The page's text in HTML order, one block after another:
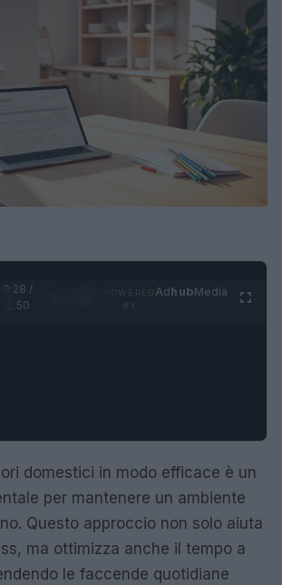
0:29 /
1:50
AdhubMedia
domestici in modo efficace è un
per mantenere un ambiente
Questo approccio non solo aiuta
ma ottimizza anche il tempo a
le faccende quotidiane